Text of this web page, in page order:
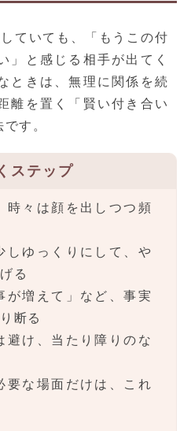
ていても、「もうこの付
」と感じる相手が出てく
ときは、無理に関係を続
離を置く「賢い付き合い
す。
ステップ
々は顔を出しつつ頻
ゆっくりにして、や
る
増えて」など、事実
断る
け、当たり障りのな
な場面だけは、これ